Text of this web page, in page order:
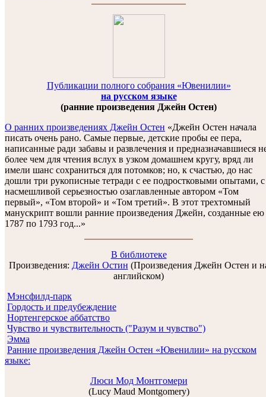
Публикации полного собрания «Ювенилии»
на русском языке
(ранние произведения Джейн Остен)
О ранних произведениях Джейн Остен «Джейн Остен начала
писать очень рано. Самые первые, детские пробы ее пера,
написанные ради забавы и развлечения и предназначавшиеся
более чем для чтения вслух в узком домашнем кругу, вряд ли
имели шанс сохраниться для потомков; но, к счастью, до нас
дошли три рукописные тетради с ее подростковыми опытами, с
насмешливой серьезностью озаглавленные автором «Том
первый», «Том второй» и «Том третий». В этот трехтомный
манускрипт вошли ранние произведения Джейн, созданные ею
1787 по 1793 год...»
В библиотеке
Произведения: Джейн Остин (Произведения Джейн Остен и
английском)
Мэнсфилд-парк
Гордость и предубеждение
Нортенгерское аббатство
Чувство и чувствительность ("Разум и чувство")
Эмма
Ранние произведения Джейн Остен «Ювенилии» на русском
языке:
Люси Мод Монтгомери
(Lucy Maud Montgomery)